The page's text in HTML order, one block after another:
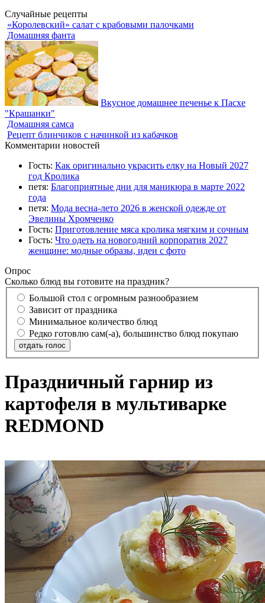
Случайные рецепты
«Королевский» салат с крабовыми палочками
Домашняя фанта
Вкусное домашнее печенье к Пасхе
"Крашанки"
Домашняя самса
Рецепт блинчиков с начинкой из кабачков
Комментарии новостей
Гость: Как оригинально украсить елку на Новый 2027
год Кролика
петя: Благоприятные дни для маникюра в марте 2022
года
петя: Мода весна-лето 2026 в женской одежде от
Эвелины Хромченко
Гость: Приготовление мяса кролика мягким и сочным
Гость: Что одеть на новогодний корпоратив 2027
женщине: модные образы, идеи с фото
Опрос
Сколько блюд вы готовите на праздник?
Большой стол с огромным разнообразием
Зависит от праздника
Минимальное количество блюд
Редко готовлю сам(-а), большинство блюд покупаю
отдать голос
Праздничный гарнир из
картофеля в мультиварке
REDMOND